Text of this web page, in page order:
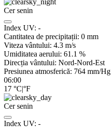
Cer senin
Index UV: -
Cantitatea de precipitații: 0 mm
Viteza vântului: 4.3 m/s
Umiditatea aerului: 61.1 %
Direcția vântului: Nord-Nord-Est
Presiunea atmosferică: 764 mm/Hg
06:00
17 °C|°F
Cer senin
Index UV: -